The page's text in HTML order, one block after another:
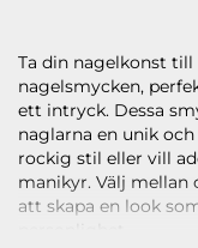
Ta din nagelkonst till
nagelsmycken,
ett intryck. Dessa
naglarna en unik
rockig stil eller vill
manikyr. Välj
att skapa en look